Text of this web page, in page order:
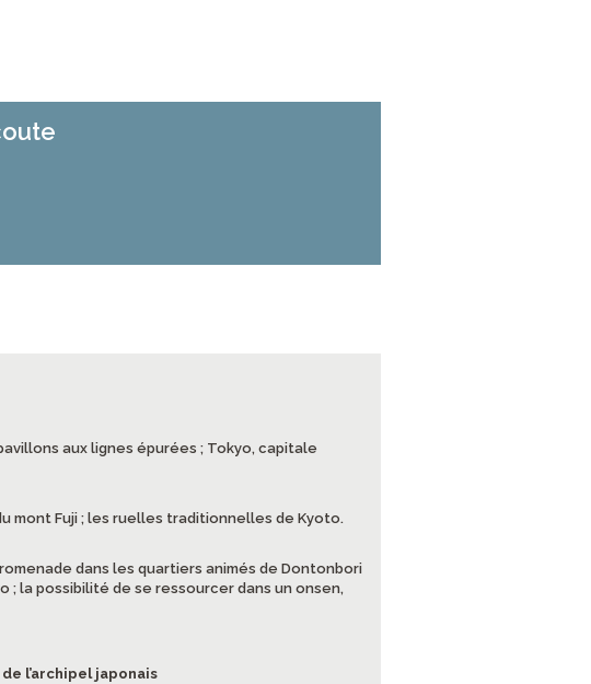
aux lignes épurées ; Tokyo, capitale
mont Fuji ; les ruelles traditionnelles de Kyoto.
dans les quartiers animés de Dontonbori
; la possibilité de se ressourcer dans un onsen,
l’archipel japonais